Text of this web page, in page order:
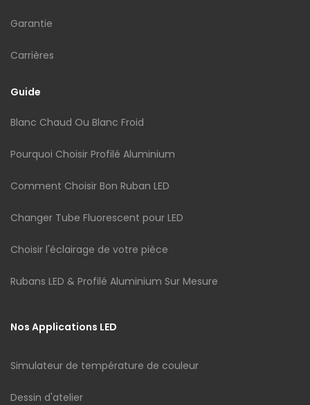
Garantie
Carrières
Guide
Blanc Chaud Ou Blanc Froid
Pourquoi Choisir Profilé Aluminium
Comment Choisir Bon Ruban LED
Changer Tube Fluorescent pour LED
Choisir l'éclairage de votre pièce
Rubans LED & Profilé Aluminium Sur Mesure
Nos Applications LED
Simulateur de température de couleur
Dessin d'atelier